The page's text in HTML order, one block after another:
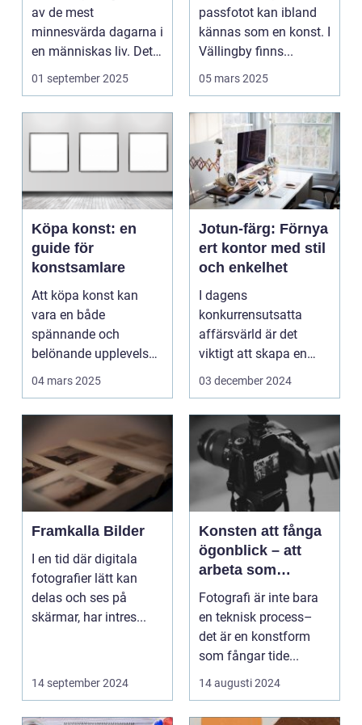
av de mest
minnesvärda dagarna i
en människas liv. Det
&aum...
01 september 2025
passfotot kan ibland
kännas som en konst. I
Vällingby finns...
05 mars 2025
Köpa konst: en
guide för
konstsamlare
Att köpa konst kan
vara en både
spännande och
belönande upplevelse.
Det handlar...
04 mars 2025
Jotun-färg: Förnya
ert kontor med stil
och enkelhet
I dagens
konkurrensutsatta
affärsvärld är det
viktigt att skapa en
arbetsmiljö s...
03 december 2024
Framkalla Bilder
I en tid där digitala
fotografier lätt kan
delas och ses på
skärmar, har intres...
14 september 2024
Konsten att fånga
ögonblick – att
arbeta som
fotograf i
Norrköping
Fotografi är inte bara
en teknisk process–
det är en konstform
som fångar tide...
14 augusti 2024